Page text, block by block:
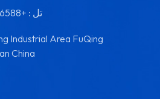
تل : +8618850736588
China